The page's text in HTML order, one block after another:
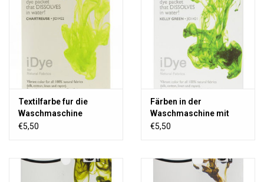
Textilfarbe fur die
Waschmaschine
Chartreuse
€5,50
Färben in der
Waschmaschine mit
iDye Kelly Green
€5,50